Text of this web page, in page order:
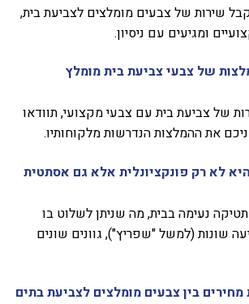
שירות של צבעים מומלצים לצביעת בית,
ומגיעים עם ניסיון.
של צבעי צביעת בית מומלץ
של צביעת בית עם צבעי מקצועי, תוודאו
את ההמלצות הנדרשות מלקוחותיו.
לא רק פונקציונלית אלא גם אסתטית
נעימה בבית, מה שניתן לשלוט בו
שונות (למשל "שפריץ"), גוונים שונים
בין צבעים מומלצים לצביעת בתים